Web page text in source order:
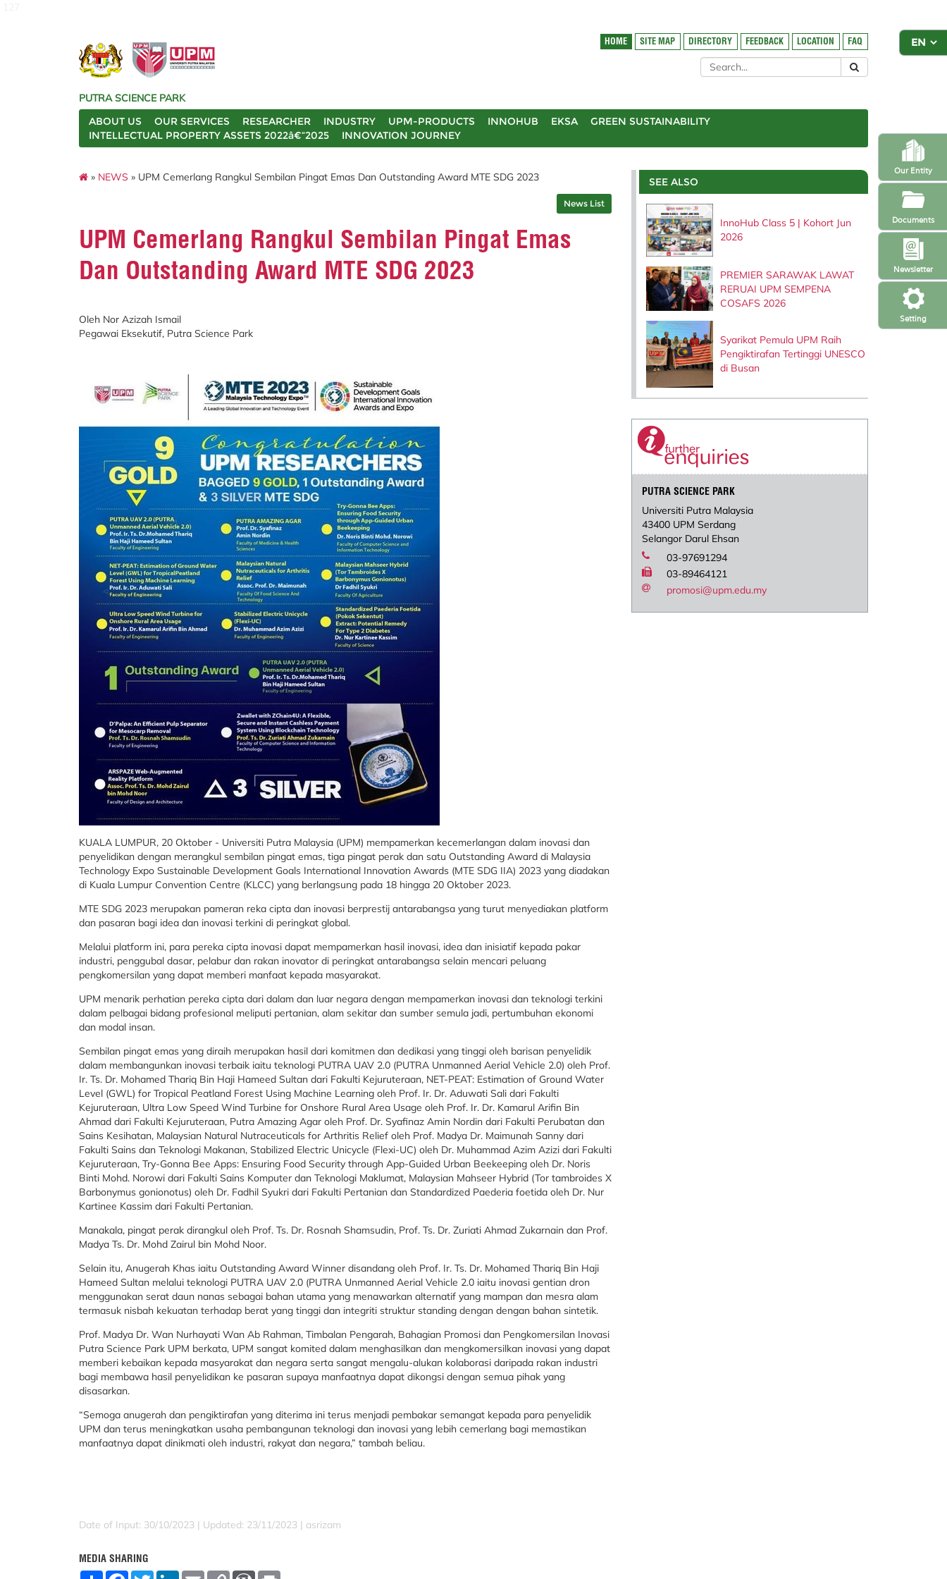
Setting
Newsletter
Our Entity
Documents
HOME SITE MAP DIRECTORY FEEDBACK LOCATION FAQ
PUTRA SCIENCE PARK
ABOUT US
OUR SERVICES RESEARCHER INDUSTRY UPM-PRODUCTS INNOHUB EKSA
GREEN SUSTAINABILITY
INTELLECTUAL PROPERTY ASSETS 2022â€“2025
INNOVATION JOURNEY
» NEWS » UPM Cemerlang Rangkul Sembilan Pingat Emas Dan Outstanding Award MTE SDG 2023
News List
UPM Cemerlang Rangkul Sembilan Pingat Emas
Dan Outstanding Award MTE SDG 2023
Oleh Nor Azizah Ismail
Pegawai Eksekutif, Putra Science Park
KUALA LUMPUR, 20 Oktober - Universiti Putra Malaysia (UPM) mempamerkan kecemerlangan dalam inovasi dan
penyelidikan dengan merangkul sembilan pingat emas, tiga pingat perak dan satu Outstanding Award di Malaysia
Technology Expo Sustainable Development Goals International Innovation Awards (MTE SDG IIA) 2023 yang diadakan
di Kuala Lumpur Convention Centre (KLCC) yang berlangsung pada 18 hingga 20 Oktober 2023.
MTE SDG 2023 merupakan pameran reka cipta dan inovasi berprestij antarabangsa yang turut menyediakan platform
dan pasaran bagi idea dan inovasi terkini di peringkat global.
Melalui platform ini, para pereka cipta inovasi dapat mempamerkan hasil inovasi, idea dan inisiatif kepada pakar
industri, penggubal dasar, pelabur dan rakan inovator di peringkat antarabangsa selain mencari peluang
pengkomersilan yang dapat memberi manfaat kepada masyarakat.
UPM menarik perhatian pereka cipta dari dalam dan luar negara dengan mempamerkan inovasi dan teknologi terkini
dalam pelbagai bidang profesional meliputi pertanian, alam sekitar dan sumber semula jadi, pertumbuhan ekonomi
dan modal insan.
Sembilan pingat emas yang diraih merupakan hasil dari komitmen dan dedikasi yang tinggi oleh barisan penyelidik
dalam membangunkan inovasi terbaik iaitu teknologi PUTRA UAV 2.0 (PUTRA Unmanned Aerial Vehicle 2.0) oleh Prof.
Ir. Ts. Dr. Mohamed Thariq Bin Haji Hameed Sultan dari Fakulti Kejuruteraan, NET-PEAT: Estimation of Ground Water
Level (GWL) for Tropical Peatland Forest Using Machine Learning oleh Prof. Ir. Dr. Aduwati Sali dari Fakulti
Kejuruteraan, Ultra Low Speed Wind Turbine for Onshore Rural Area Usage oleh Prof. Ir. Dr. Kamarul Arifin Bin
Ahmad dari Fakulti Kejuruteraan, Putra Amazing Agar oleh Prof. Dr. Syafinaz Amin Nordin dari Fakulti Perubatan dan
Sains Kesihatan, Malaysian Natural Nutraceuticals for Arthritis Relief oleh Prof. Madya Dr. Maimunah Sanny dari
Fakulti Sains dan Teknologi Makanan, Stabilized Electric Unicycle (Flexi-UC) oleh Dr. Muhammad Azim Azizi dari Fakulti
Kejuruteraan, Try-Gonna Bee Apps: Ensuring Food Security through App-Guided Urban Beekeeping oleh Dr. Noris
Binti Mohd. Norowi dari Fakulti Sains Komputer dan Teknologi Maklumat, Malaysian Mahseer Hybrid (Tor tambroides X
Barbonymus gonionotus) oleh Dr. Fadhil Syukri dari Fakulti Pertanian dan Standardized Paederia foetida oleh Dr. Nur
Kartinee Kassim dari Fakulti Pertanian.
Manakala, pingat perak dirangkul oleh Prof. Ts. Dr. Rosnah Shamsudin, Prof. Ts. Dr. Zuriati Ahmad Zukarnain dan Prof.
Madya Ts. Dr. Mohd Zairul bin Mohd Noor.
Selain itu, Anugerah Khas iaitu Outstanding Award Winner disandang oleh Prof. Ir. Ts. Dr. Mohamed Thariq Bin Haji
Hameed Sultan melalui teknologi PUTRA UAV 2.0 (PUTRA Unmanned Aerial Vehicle 2.0 iaitu inovasi gentian dron
menggunakan serat daun nanas sebagai bahan utama yang menawarkan alternatif yang mampan dan mesra alam
termasuk nisbah kekuatan terhadap berat yang tinggi dan integriti struktur standing dengan dengan bahan sintetik.
Prof. Madya Dr. Wan Nurhayati Wan Ab Rahman, Timbalan Pengarah, Bahagian Promosi dan Pengkomersilan Inovasi
Putra Science Park UPM berkata, UPM sangat komited dalam menghasilkan dan mengkomersilkan inovasi yang dapat
memberi kebaikan kepada masyarakat dan negara serta sangat mengalu-alukan kolaborasi daripada rakan industri
bagi membawa hasil penyelidikan ke pasaran supaya manfaatnya dapat dikongsi dengan semua pihak yang
disasarkan.
“Semoga anugerah dan pengiktirafan yang diterima ini terus menjadi pembakar semangat kepada para penyelidik
UPM dan terus meningkatkan usaha pembangunan teknologi dan inovasi yang lebih cemerlang bagi memastikan
manfaatnya dapat dinikmati oleh industri, rakyat dan negara,” tambah beliau.
Date of Input: 30/10/2023 | Updated: 23/11/2023 | asrizam
MEDIA SHARING
S
F T L E C W
SEE ALSO
InnoHub Class 5 | Kohort Jun
2026
PREMIER SARAWAK LAWAT
RERUAI UPM SEMPENA
COSAFS 2026
Syarikat Pemula UPM Raih
Pengiktirafan Tertinggi UNESCO
di Busan
PUTRA SCIENCE PARK
Universiti Putra Malaysia
43400 UPM Serdang
Selangor Darul Ehsan
03-97691294
03-89464121
promosi@upm.edu.my